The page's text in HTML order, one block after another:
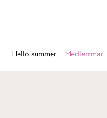
Hello summer Medlemmar